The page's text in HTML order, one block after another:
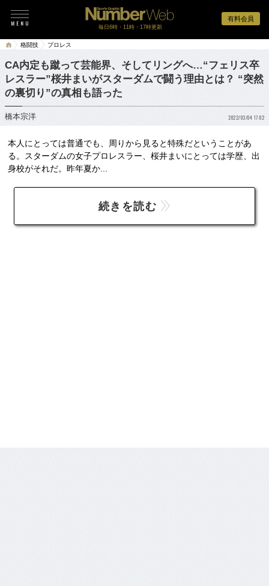
有料会員
毎日6時・11時・17時更新
格闘技 プロレス
CA内定も蹴って芸能界、そしてリングへ…“フェリス卒
レスラー”桜井まいがスターダムで闘う理由とは？ “突然
の裏切り”の真相も語った
橋本宗洋 2022/03/04 17:02
本人にとっては普通でも、周りから見ると特殊だということがあ
る。スターダムの女子プロレスラー、桜井まいにとっては学歴、出
身校がそれだ。昨年夏か...
続きを読む